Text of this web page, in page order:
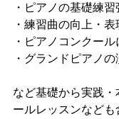
・ピアノの基礎練習
・練習曲の向上・表
・ピアノコンクー
・グランドピアノ
など基礎から実践
ールレッスンなども